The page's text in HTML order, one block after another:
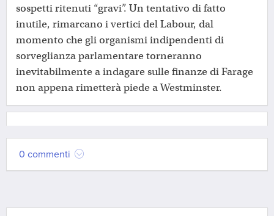
sospetti ritenuti “gravi”. Un tentativo di fatto
inutile, rimarcano i vertici del Labour, dal
momento che gli organismi indipendenti di
sorveglianza parlamentare torneranno
inevitabilmente a indagare sulle finanze di Farage
non appena rimetterà piede a Westminster.
0 commenti